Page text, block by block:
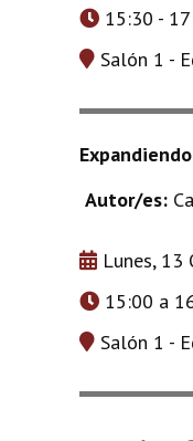
15:30 -
Salón 1 -
Autor/es:
Lunes, 13
15:00 a
Salón 1 -